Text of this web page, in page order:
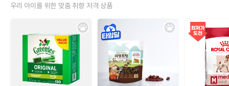
우리 아이를 위한 맞춤 취향 저격 상품